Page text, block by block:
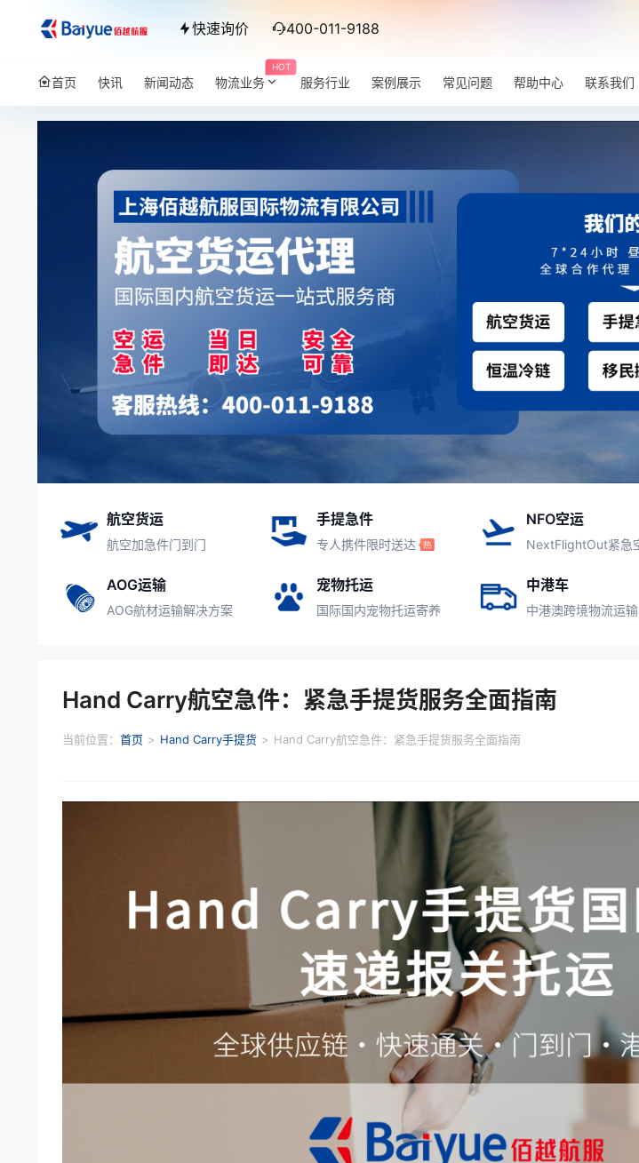
快速询价 400-011-9188
首页 快讯 新闻动态
HOT
物流业务 服务行业 案例展示 常见问题 帮助中心 联系我们
航空货运
航空加急件门到门
手提急件
专人携件限时送达
NFO空运
NextFlightOut紧急
AOG运输
AOG航材运输解决方案
宠物托运
国际国内宠物托运寄养
中港车
中港澳跨境物流运输
Hand Carry航空急件：紧急手提货服务全面指南
当前位置： 首页 > Hand Carry手提货 > Hand Carry航空急件：紧急手提货服务全面指南